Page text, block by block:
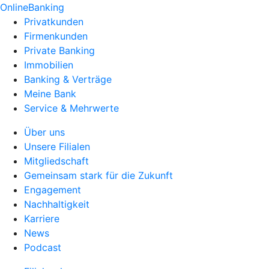
OnlineBanking
Privatkunden
Firmenkunden
Private Banking
Immobilien
Banking & Verträge
Meine Bank
Service & Mehrwerte
Über uns
Unsere Filialen
Mitgliedschaft
Gemeinsam stark für die Zukunft
Engagement
Nachhaltigkeit
Karriere
News
Podcast